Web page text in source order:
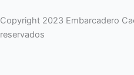
Copyright 2023 Embarcadero
reservados